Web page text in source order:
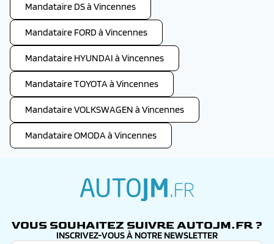
Mandataire DS à Vincennes
Mandataire FORD à Vincennes
Mandataire HYUNDAI à Vincennes
Mandataire TOYOTA à Vincennes
Mandataire VOLKSWAGEN à Vincennes
Mandataire OMODA à Vincennes
VOUS SOUHAITEZ SUIVRE AUTOJM.FR ?
INSCRIVEZ-VOUS À NOTRE NEWSLETTER